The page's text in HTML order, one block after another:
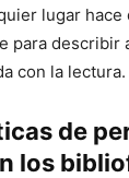
lugar
para describir
con la lectura.
de
los